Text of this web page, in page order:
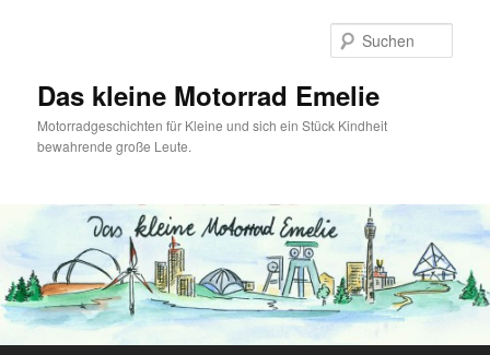
Das kleine Motorrad Emelie
Motorradgeschichten für Kleine und sich ein Stück Kindheit
bewahrende große Leute.